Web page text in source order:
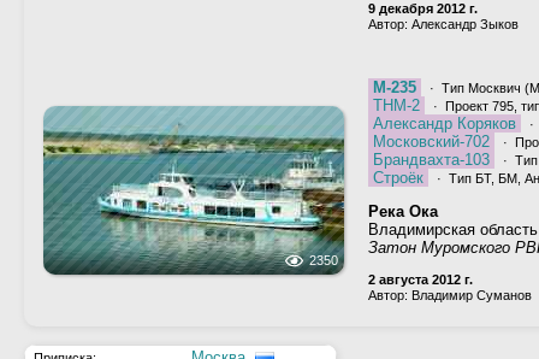
9 декабря 2012 г.
Автор: Александр Зыков
2350
М-235 · Тип Москвич
ТНМ-2 · Проект 795,
Александр Коряков
Московский-702 ·
Брандвахта-103 ·
Строёк · Тип БТ, БМ,
Река Ока
Владимирская
Затон Муромского
2 августа 2012 г.
Автор: Владимир Суманов